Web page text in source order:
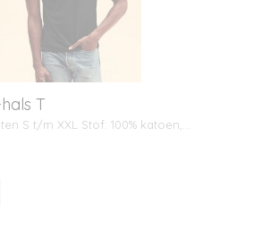
T
S t/m XXL Stof: 100% katoen,…